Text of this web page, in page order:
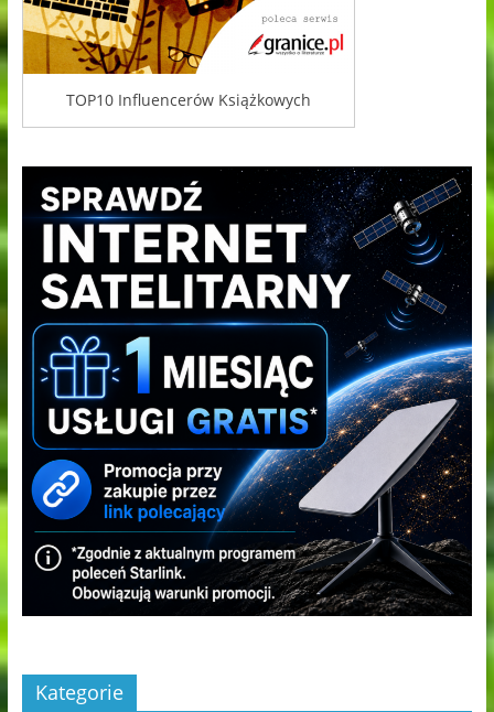
TOP10 Influencerów Książkowych
Kategorie